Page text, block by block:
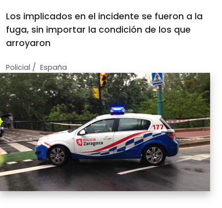
Los implicados en el incidente se fueron a la
fuga, sin importar la condición de los que
arroyaron
Policial / España